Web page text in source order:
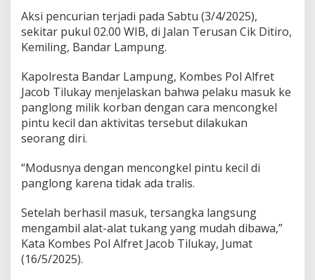
K
e
m
i
n
g
D
i
n
g
p
Aksi pencurian terjadi pada Sabtu (3/4/2025),
sekitar pukul 02.00 WIB, di Jalan Terusan Cik Ditiro,
Kemiling, Bandar Lampung.
Kapolresta Bandar Lampung, Kombes Pol Alfret
Jacob Tilukay menjelaskan bahwa pelaku masuk ke
panglong milik korban dengan cara mencongkel
pintu kecil dan aktivitas tersebut dilakukan
seorang diri.
“Modusnya dengan mencongkel pintu kecil di
panglong karena tidak ada tralis.
Setelah berhasil masuk, tersangka langsung
mengambil alat-alat tukang yang mudah dibawa,”
Kata Kombes Pol Alfret Jacob Tilukay, Jumat
(16/5/2025).